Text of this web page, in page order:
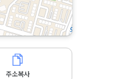
주소복사